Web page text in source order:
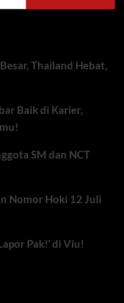
Thailand Hebat,
Baik di Karier,
SM dan NCT
Nomor Hoki 12 Juli
Pak!’ di Viu!